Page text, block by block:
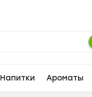
Напитки Ароматы